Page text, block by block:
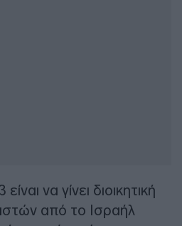
να γίνει διοικητική
από το Ισραήλ